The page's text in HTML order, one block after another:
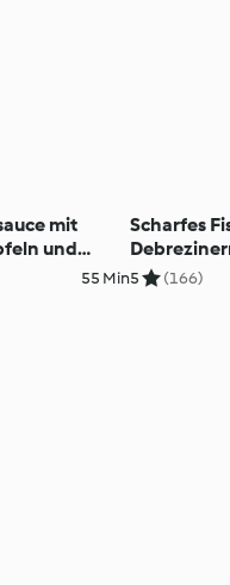
mit
und
55 Min
Scharfes
5 (166)